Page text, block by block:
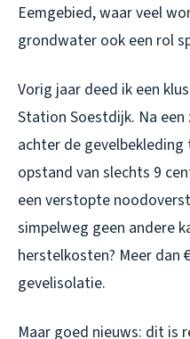
Eemgebied, waar veel
grondwater ook een rol
Vorig jaar deed ik een
Station Soestdijk. Na
achter de gevelbekleding
opstand van slechts 9
een verstopte
simpelweg geen andere
herstelkosten? Meer dan
gevelisolatie.
Maar goed nieuws: dit is